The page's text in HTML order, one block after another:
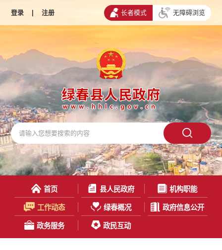
登录 | 注册 长者模式 无障碍浏览
首页 县人民政府 机构职能
工作动态 绿春概况 政府信息公开
政务服务 政民互动